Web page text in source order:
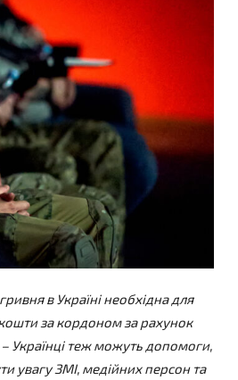
в Україні необхідна для
за кордоном за рахунок
– Українці теж можуть допомоги,
увагу ЗМІ, медійних персон та